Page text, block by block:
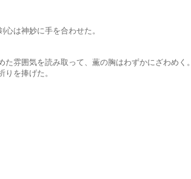
妙に手を合わせた。
を読み取って、薫の胸はわずかにざわめく。
捧げた。